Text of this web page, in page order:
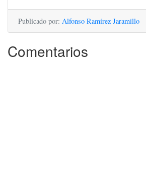
Publicado por: Alfonso Ramírez Jaramillo
Comentarios